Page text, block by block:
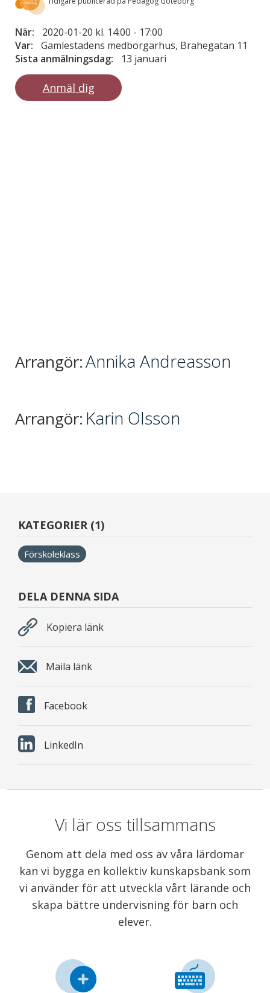
När: 2020-01-20 kl. 14:00 - 17:00
Var:
Gamlestadens medborgarhus, Brahegatan 11
Sista anmälningsdag:
13 januari
Anmäl dig
Arrangör:Annika Andreasson
Arrangör: Karin Olsson
KATEGORIER (1)
Förskoleklass
DELA DENNA SIDA
Kopiera länk
Maila länk
Facebook
LinkedIn
Vi lär oss tillsammans
Genom att dela med oss av våra lärdomar
kan vi bygga en kollektiv kunskapsbank som
vi använder för att utveckla vårt lärande och
skapa bättre undervisning för barn och
elever.